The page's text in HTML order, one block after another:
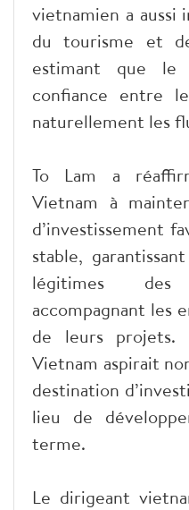
vietnamien a aussi
du tourisme et
estimant que le
confiance entre
naturellement les
To Lam a
Vietnam à
d’investissement
stable,
légitimes
accompagnant les
de leurs
Vietnam aspirait
destination
lieu de
terme.
Le dirigeant